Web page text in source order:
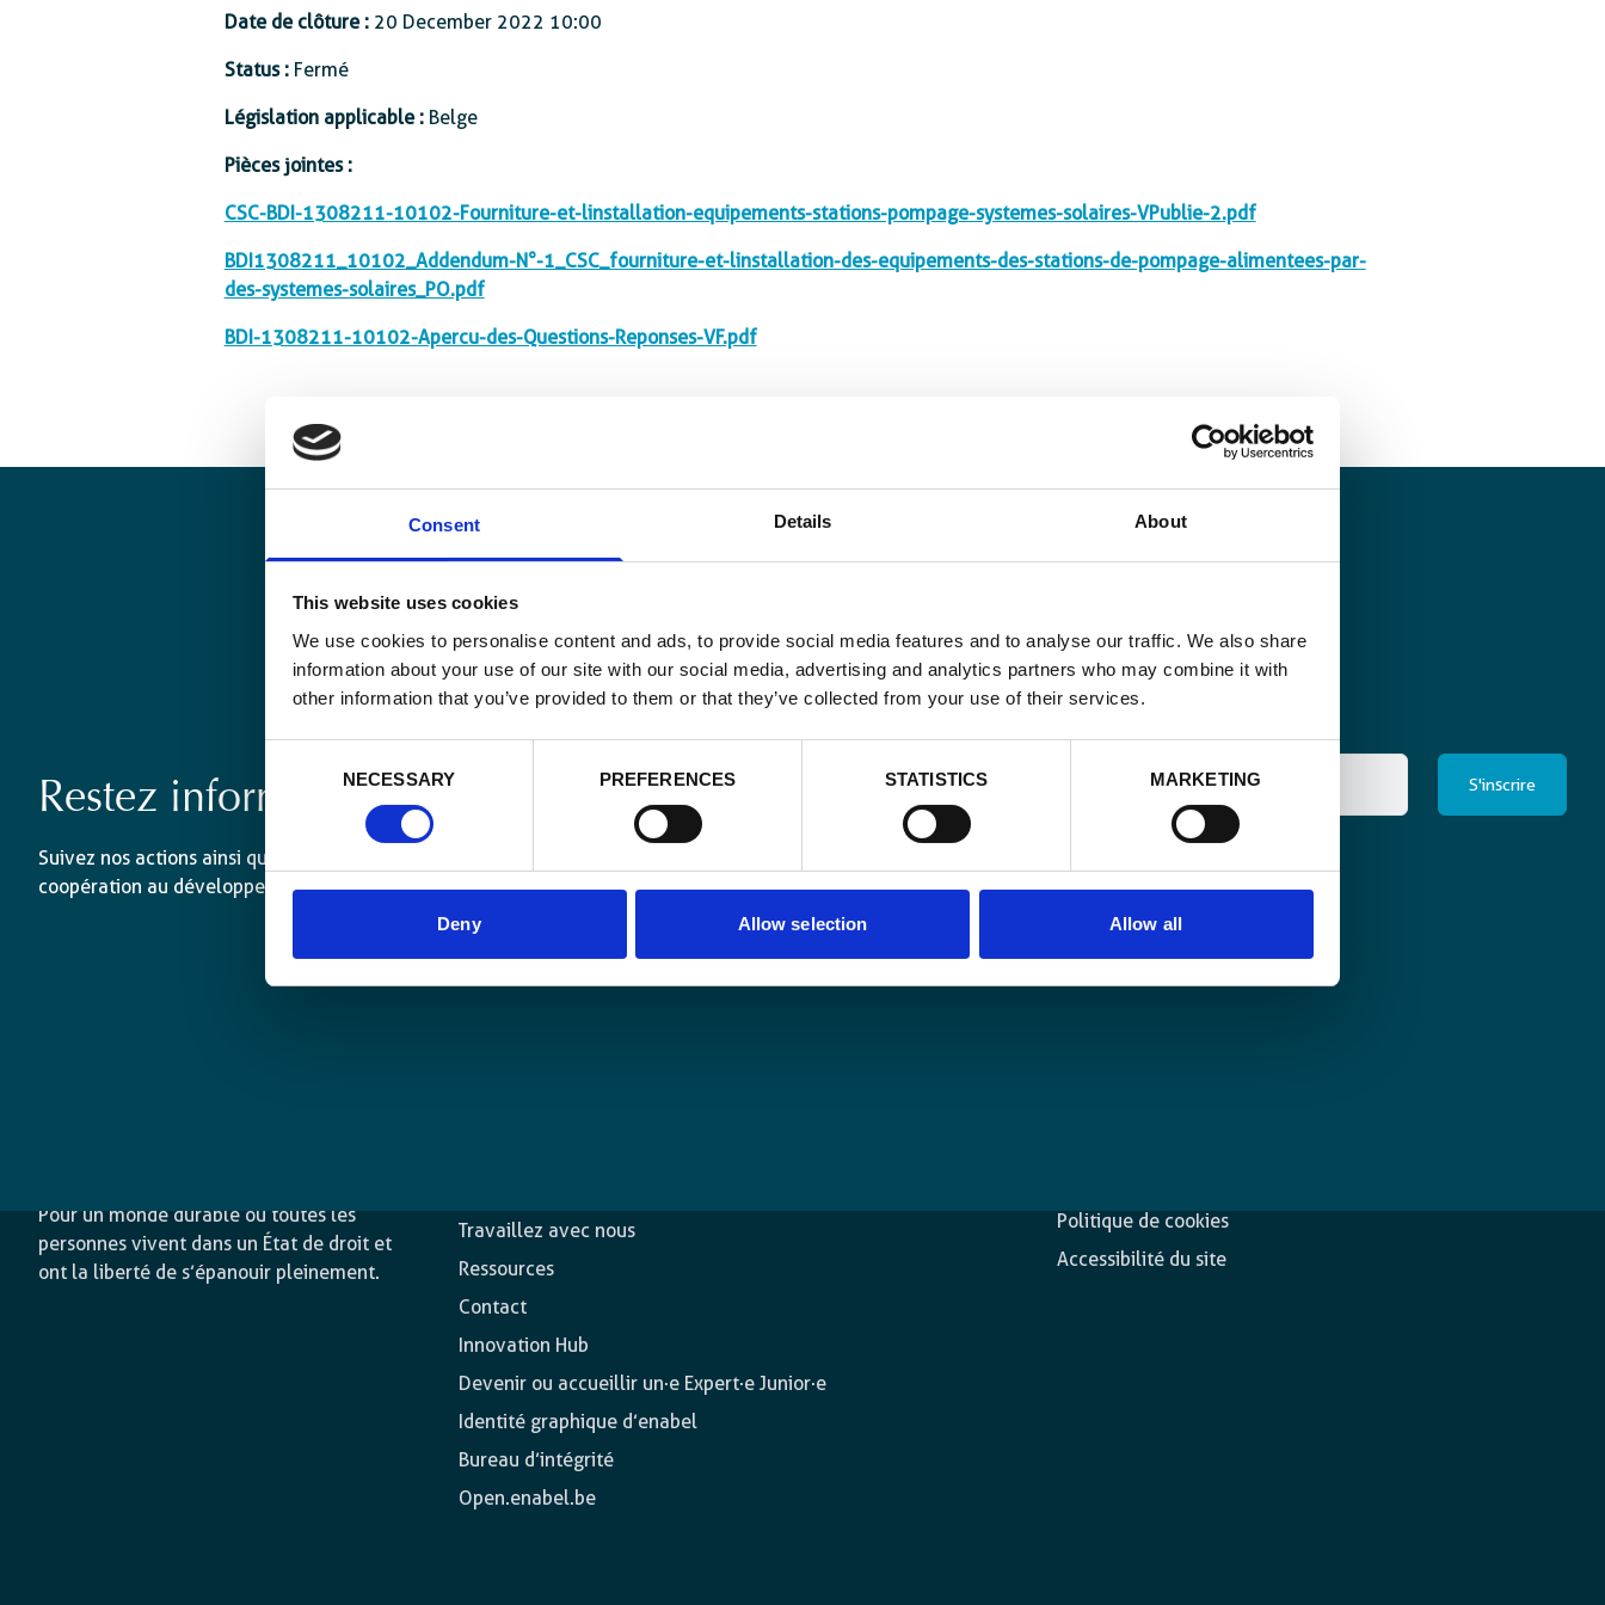
Consent Details About
This website uses cookies
We use cookies to personalise content and ads, to provide social media features and to analyse our traffic. We also share
information about your use of our site with our social media, advertising and analytics partners who may combine it with
other information that you’ve provided to them or that they’ve collected from your use of their services.
NECESSARY PREFERENCES STATISTICS MARKETING
Deny Allow selection Allow all
Protection sociale
Date de clôture : 20 December 2022 10:00
Status :Fermé
Législation applicable : Belge
Pièces jointes :
CSC-BDI-1308211-10102-Fourniture-et-linstallation-equipements-stations-pompage-systemes-solaires-VPublie-2.pdf
BDI1308211_10102_Addendum-N°-1_CSC_fourniture-et-linstallation-des-equipements-des-stations-de-pompage-alimentees-par-
des-systemes-solaires_PO.pdf
BDI-1308211-10102-Apercu-des-Questions-Reponses-VF.pdf
Restez informé·es
Suivez nos actions ainsi que les dernières tendances en matière de
coopération au développement.
*
Consent
*
Pour un monde durable où toutes les
personnes vivent dans un État de droit et
ont la liberté de s’épanouir pleinement.
Travaillez avec nous
Ressources
Contact
Innovation Hub
Devenir ou accueillir un·e Expert·e Junior·e
Identité graphique d’enabel
Bureau d’intégrité
Open.enabel.be
Politique de cookies
Accessibilité du site